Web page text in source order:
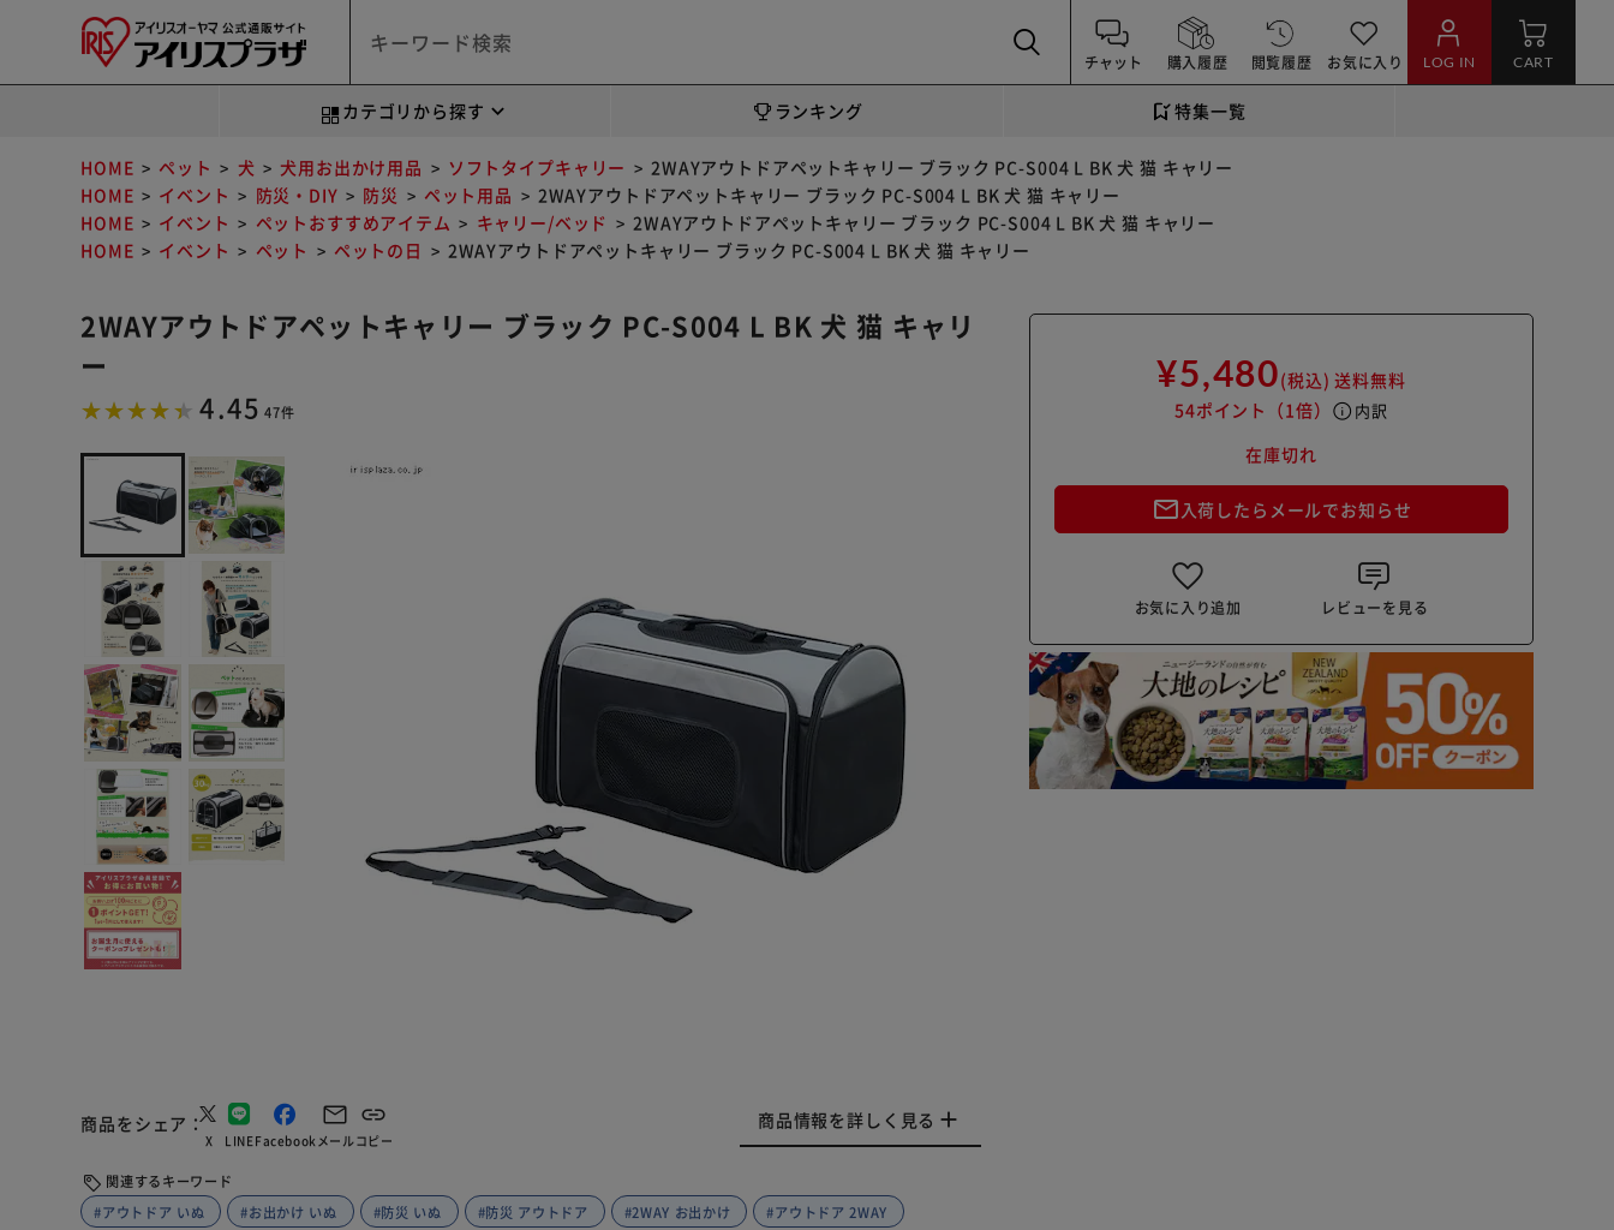
チャット 購入履歴 閲覧履歴 お気に入り LOG IN CART
カテゴリから探す ランキング 特集一覧
HOME ペット 犬 犬用お出かけ用品 ソフトタイプキャリー
2WAYアウトドアペットキャリー ブラック PC-S004 L BK 犬 猫 キャリー
HOME
イベント 防災・DIY 防災 ペット用品
2WAYアウトドアペットキャリー ブラック PC-S004 L BK 犬 猫 キャリー
HOME
イベント ペットおすすめアイテム キャリー/ベッド
2WAYアウトドアペットキャリー ブラック PC-S004 L BK 犬 猫 キャリー
HOME
イベント ペット ペットの日 2WAYアウトドアペットキャリー ブラック PC-S004 L BK 犬 猫 キャリー
2WAYアウトドアペットキャリー ブラック PC-S004 L BK 犬 猫 キャリ
ー
4.45 47件
商品をシェア
X LINEFacebookメールコピー
商品情報を詳しく見る
関連するキーワード
#アウトドア いぬ
#お出かけ いぬ #防災 いぬ #防災 アウトドア #2WAY お出かけ #アウトドア 2WAY
¥5,480(税込) 送料無料
54ポイント （1倍） info 内訳
在庫切れ
mail_outline 入荷したらメールでお知らせ
お気に入り追加 レビューを見る